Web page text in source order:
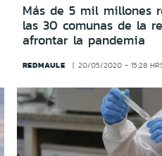
Más de 5 mil millones
las 30 comunas de la
afrontar la pandemia
REDMAULE 20/05/2020 - 15:28